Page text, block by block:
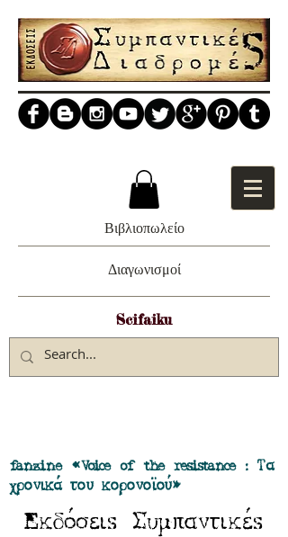
Βιβλιοπωλείο
Διαγωνισμοί
Scifaiku
fanzine «Voice of the resistance : Τα
χρονικά του κορονοϊού»
Eκδόσειs Συμπαντικέs